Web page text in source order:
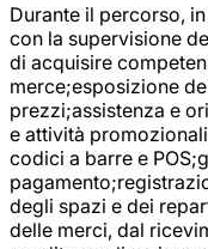
Durante il percorso,
con la supervisione
di acquisire
merce;esposizione
prezzi;assistenza e
e attività
codici a barre e
degli spazi e dei
delle merci, dal